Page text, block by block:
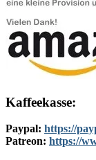
Kaffeekasse:
Paypal: https://
Patreon: https://